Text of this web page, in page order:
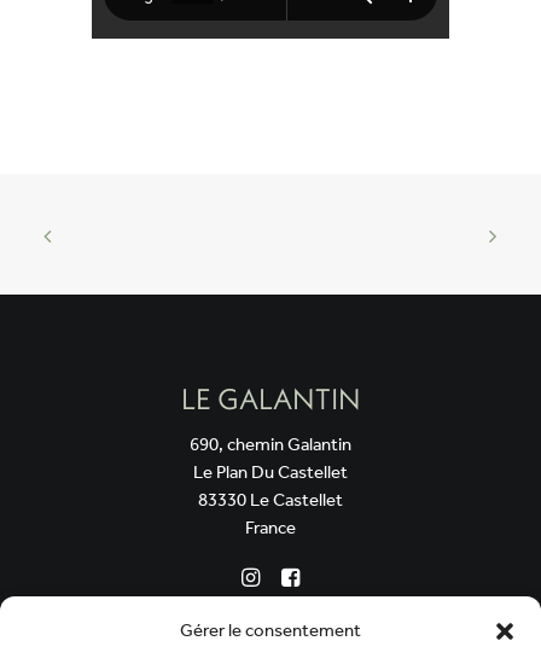
Gérer le consentement
LE GALANTIN
690, chemin Galantin
Le Plan Du Castellet
83330 Le Castellet
France
The estate